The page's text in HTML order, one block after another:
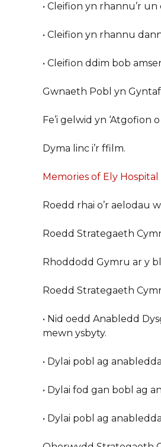
• Cleifion yn rhannu’r
• Cleifion yn rhannu
• Cleifion ddim bob
Gwnaeth Pobl yn
Fe’i gelwid yn ‘Atgofion o
Dyma linc i’r ffilm.
Memories of Ely
Roedd rhai o’r aelodau
Roedd Strategaeth
Rhoddodd Gymru ar y
Roedd Strategaeth
• Nid oedd Anabledd
mewn ysbyty.
• Dylai pobl ag
• Dylai fod gan bobl ag
• Dylai pobl ag